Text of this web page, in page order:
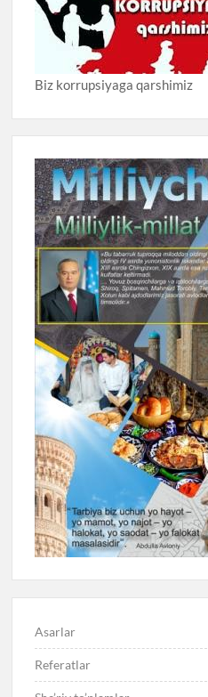
Biz korrupsiyaga qarshimiz
Asarlar
Referatlar